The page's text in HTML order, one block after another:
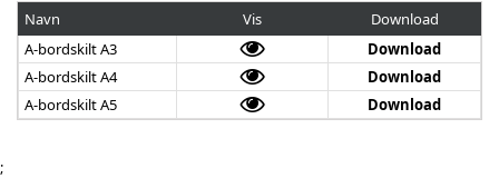
Navn Vis
Download
A-bordskilt A3
Download
A-bordskilt A4
Download
A-bordskilt A5
Download
;